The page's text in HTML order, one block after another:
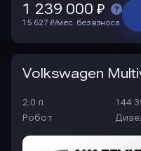
1 239 000 ₽
15 627 ₽/мес. без взноса
2.0 л 144
Робот